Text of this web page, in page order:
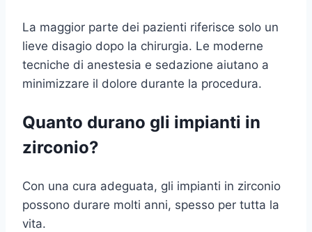
La maggior parte dei pazienti riferisce solo un
lieve disagio dopo la chirurgia. Le moderne
tecniche di anestesia e sedazione aiutano a
minimizzare il dolore durante la procedura.
Quanto durano gli impianti in
zirconio?
Con una cura adeguata, gli impianti in zirconio
possono durare molti anni, spesso per tutta la
vita.